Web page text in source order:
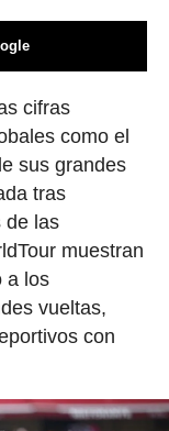
cifras
como el
sus grandes
tras
de las
muestran
a los
vueltas,
con